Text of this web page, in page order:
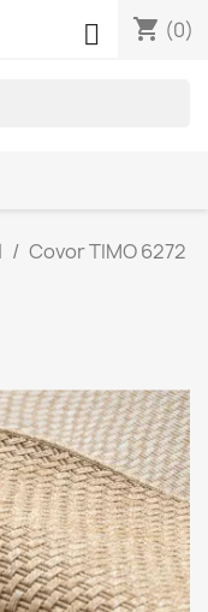
shopping_cart (0)

Covor TIMO 6272